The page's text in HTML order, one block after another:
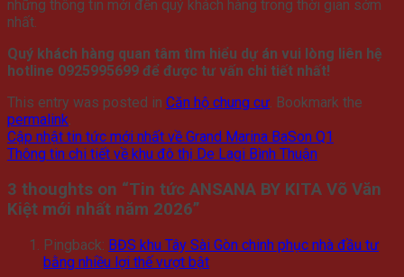
những thông tin mới đến quý khách hàng trong thời gian sớm
nhất.
Quý khách hàng quan tâm tìm hiểu dự án vui lòng liên hệ
hotline 0925995699 để được tư vấn chi tiết nhất!
This entry was posted in Căn hộ chung cư. Bookmark the
permalink.
Cập nhật tin tức mới nhất về Grand Marina BaSon Q1
Thông tin chi tiết về khu đô thị De Lagi Bình Thuận
3 thoughts on “Tin tức ANSANA BY KITA Võ Văn
Kiệt mới nhất năm 2026”
Pingback: BĐS khu Tây Sài Gòn chinh phục nhà đầu tư
bằng nhiều lợi thế vượt bật